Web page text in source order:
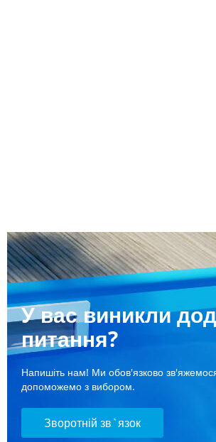
У вас виникли
питання?
Напишіть нам! Ми обов'язково
допоможемо з вибором.
Зворотній зв`язок